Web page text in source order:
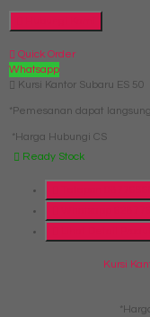
Quick Order
Whatsapp
Kursi Kantor Subaru ES 50
*Pemesanan dapat
*Harga Hubungi CS
Ready Stock
Kursi